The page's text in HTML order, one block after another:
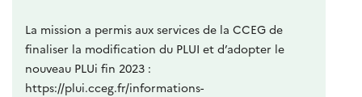
La mission a permis aux services de la CCEG de
finaliser la modification du PLUI et d’adopter le
nouveau PLUi fin 2023 :
https://plui.cceg.fr/informations-